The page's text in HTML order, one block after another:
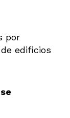
por
edificios